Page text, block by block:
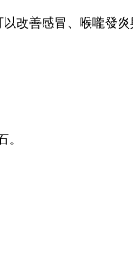
改善感冒、喉嚨發
。